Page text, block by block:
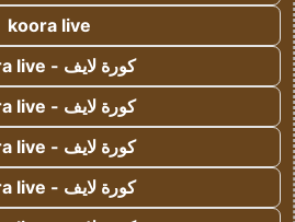
koora live
كورة لايف - koora live
كورة لايف - koora live
كورة لايف - koora live
كورة لايف - koora live